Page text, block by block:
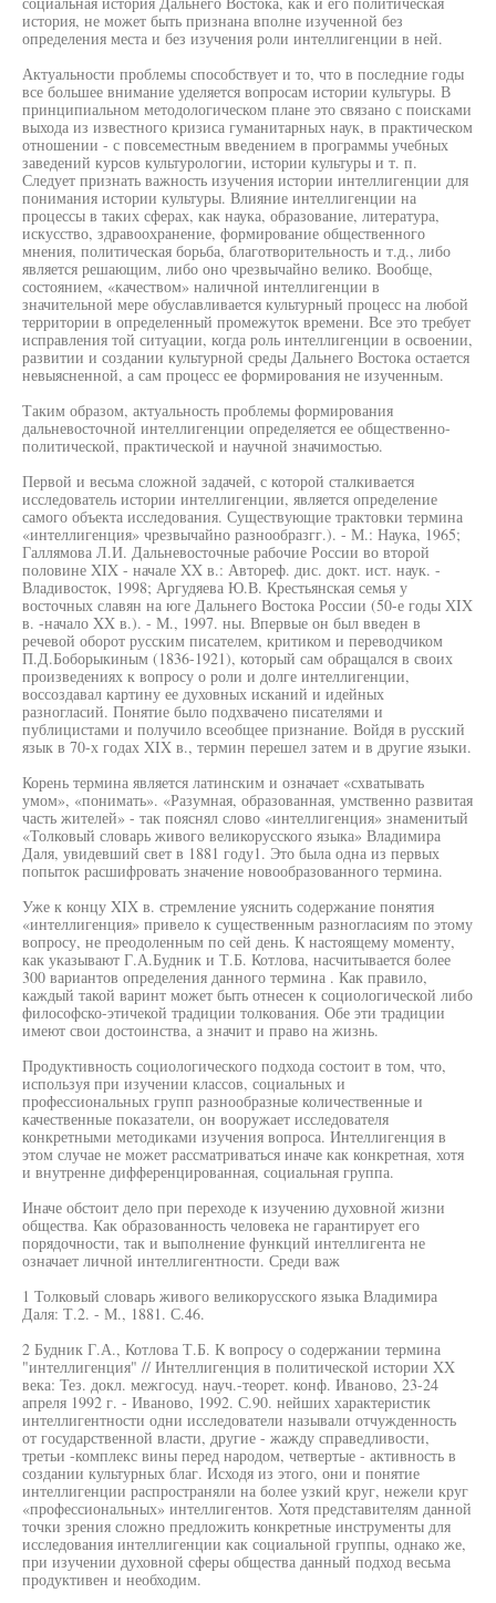
история, не может быть признана вполне изученной без
определения места и без изучения роли интеллигенции в ней.
Актуальности проблемы способствует и то, что в последние годы
все большее внимание уделяется вопросам истории культуры. В
принципиальном методологическом плане это связано с поисками
выхода из известного кризиса гуманитарных наук, в практическом
отношении - с повсеместным введением в программы учебных
заведений курсов культурологии, истории культуры и т. п.
Следует признать важность изучения истории интеллигенции для
понимания истории культуры. Влияние интеллигенции на
процессы в таких сферах, как наука, образование, литература,
искусство, здравоохранение, формирование общественного
мнения, политическая борьба, благотворительность и т.д., либо
является решающим, либо оно чрезвычайно велико. Вообще,
состоянием, «качеством» наличной интеллигенции в
значительной мере обуславливается культурный процесс на любой
территории в определенный промежуток времени. Все это требует
исправления той ситуации, когда роль интеллигенции в освоении,
развитии и создании культурной среды Дальнего Востока остается
невыясненной, а сам процесс ее формирования не изученным.
Таким образом, актуальность проблемы формирования
дальневосточной интеллигенции определяется ее общественно-
политической, практической и научной значимостью.
Первой и весьма сложной задачей, с которой сталкивается
исследователь истории интеллигенции, является определение
самого объекта исследования. Существующие трактовки термина
«интеллигенция» чрезвычайно разнообразгг.). - М.: Наука, 1965;
Галлямова Л.И. Дальневосточные рабочие России во второй
половине XIX - начале XX в.: Автореф. дис. докт. ист. наук. -
Владивосток, 1998; Аргудяева Ю.В. Крестьянская семья у
восточных славян на юге Дальнего Востока России (50-е годы XIX
в. -начало XX в.). - М., 1997. ны. Впервые он был введен в
речевой оборот русским писателем, критиком и переводчиком
П.Д.Боборыкиным (1836-1921), который сам обращался в своих
произведениях к вопросу о роли и долге интеллигенции,
воссоздавал картину ее духовных исканий и идейных
разногласий. Понятие было подхвачено писателями и
публицистами и получило всеобщее признание. Войдя в русский
язык в 70-х годах XIX в., термин перешел затем и в другие языки.
Корень термина является латинским и означает «схватывать
умом», «понимать». «Разумная, образованная, умственно развитая
часть жителей» - так пояснял слово «интеллигенция» знаменитый
«Толковый словарь живого великорусского языка» Владимира
Даля, увидевший свет в 1881 году1. Это была одна из первых
попыток расшифровать значение новообразованного термина.
Уже к концу XIX в. стремление уяснить содержание понятия
«интеллигенция» привело к существенным разногласиям по этому
вопросу, не преодоленным по сей день. К настоящему моменту,
как указывают Г.А.Будник и Т.Б. Котлова, насчитывается более
300 вариантов определения данного термина . Как правило,
каждый такой варинт может быть отнесен к социологической либо
философско-этичекой традиции толкования. Обе эти традиции
имеют свои достоинства, а значит и право на жизнь.
Продуктивность социологического подхода состоит в том, что,
используя при изучении классов, социальных и
профессиональных групп разнообразные количественные и
качественные показатели, он вооружает исследователя
конкретными методиками изучения вопроса. Интеллигенция в
этом случае не может рассматриваться иначе как конкретная, хотя
и внутренне дифференцированная, социальная группа.
Иначе обстоит дело при переходе к изучению духовной жизни
общества. Как образованность человека не гарантирует его
порядочности, так и выполнение функций интеллигента не
означает личной интеллигентности. Среди важ
1 Толковый словарь живого великорусского языка Владимира
Даля: Т.2. - М., 1881. С.46.
2 Будник Г.А., Котлова Т.Б. К вопросу о содержании термина
"интеллигенция" // Интеллигенция в политической истории XX
века: Тез. докл. межгосуд. науч.-теорет. конф. Иваново, 23-24
апреля 1992 г. - Иваново, 1992. С.90. нейших характеристик
интеллигентности одни исследователи называли отчужденность
от государственной власти, другие - жажду справедливости,
третьи -комплекс вины перед народом, четвертые - активность в
создании культурных благ. Исходя из этого, они и понятие
интеллигенции распространяли на более узкий круг, нежели круг
«профессиональных» интеллигентов. Хотя представителям данной
точки зрения сложно предложить конкретные инструменты для
исследования интеллигенции как социальной группы, однако же,
при изучении духовной сферы общества данный подход весьма
продуктивен и необходим.